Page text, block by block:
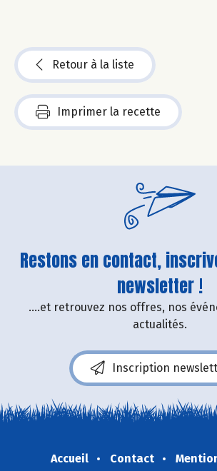
Retour à la liste
Imprimer la recette
Restons en contact,
newsletter !
....et retrouvez nos offres, nos
actualités.
Inscription
Accueil Contact